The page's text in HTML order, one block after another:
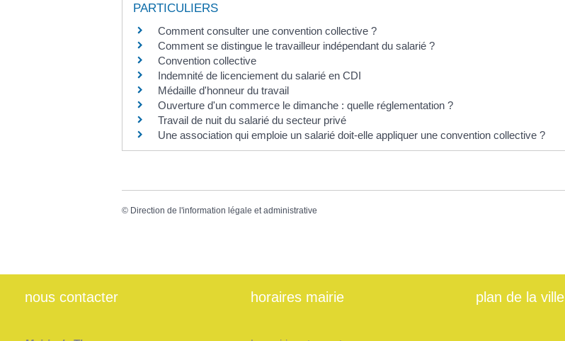
PARTICULIERS
Comment consulter une convention collective ?
Comment se distingue le travailleur indépendant du salarié ?
Convention collective
Indemnité de licenciement du salarié en CDI
Médaille d'honneur du travail
Ouverture d'un commerce le dimanche : quelle réglementation ?
Travail de nuit du salarié du secteur privé
Une association qui emploie un salarié doit-elle appliquer une convention collective ?
© Direction de l'information légale et administrative
nous contacter horaires mairie plan de la ville